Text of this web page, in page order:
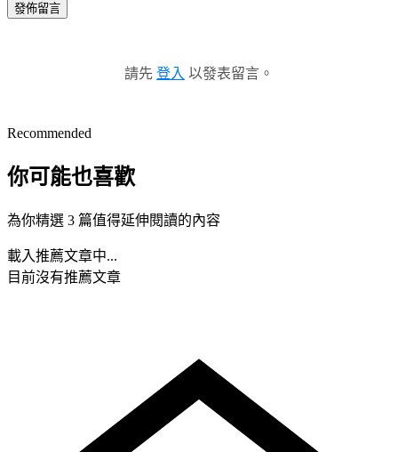
發佈留言
請先 登入 以發表留言。
Recommended
你可能也喜歡
為你精選 3 篇值得延伸閱讀的內容
載入推薦文章中...
目前沒有推薦文章